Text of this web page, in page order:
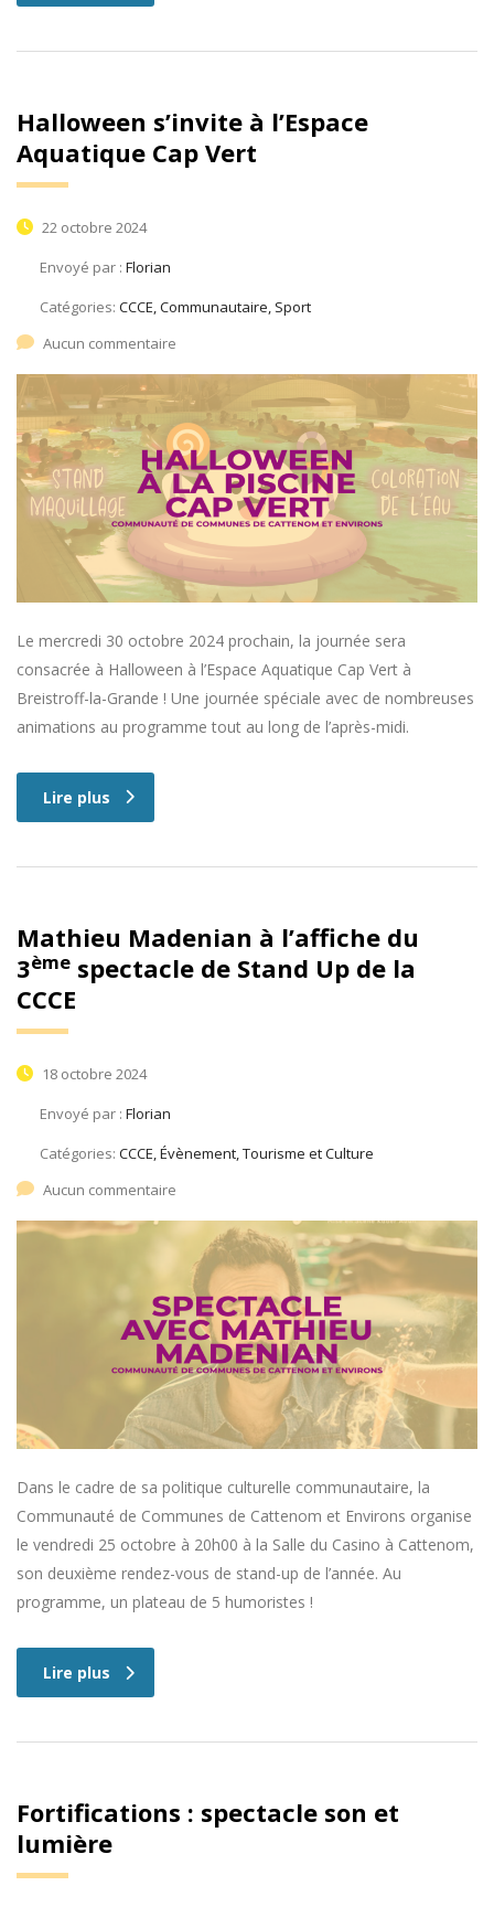
Halloween s’invite à l’Espace
Aquatique Cap Vert
22 octobre 2024
Envoyé par : Florian
Catégories: CCCE, Communautaire, Sport
Aucun commentaire
Le mercredi 30 octobre 2024 prochain, la journée sera
consacrée à Halloween à l’Espace Aquatique Cap Vert à
Breistroff-la-Grande ! Une journée spéciale avec de nombreuses
animations au programme tout au long de l’après-midi.
Lire plus
Mathieu Madenian à l’affiche du
3ème spectacle de Stand Up de la
CCCE
18 octobre 2024
Envoyé par : Florian
Catégories: CCCE, Évènement, Tourisme et Culture
Aucun commentaire
Dans le cadre de sa politique culturelle communautaire, la
Communauté de Communes de Cattenom et Environs organise
le vendredi 25 octobre à 20h00 à la Salle du Casino à Cattenom,
son deuxième rendez-vous de stand-up de l’année. Au
programme, un plateau de 5 humoristes !
Lire plus
Fortifications : spectacle son et
lumière